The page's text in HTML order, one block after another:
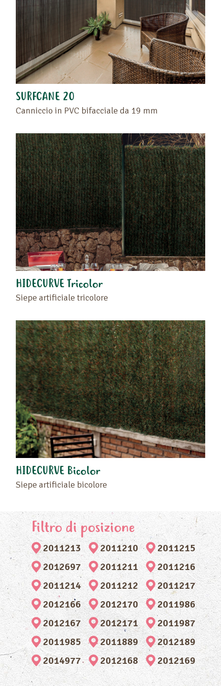
SURFCANE 20
Canniccio in PVC bifacciale da 19 mm
HIDECURVE Tricolor
Siepe artificiale tricolore
HIDECURVE Bicolor
Siepe artificiale bicolore
Filtro di posizione
2011213 2011210
2011215
2012697
2011211
2011216
2011214
2011212
2011217
2012166
2012170
2011986
2012167
2012171
2011987
2011985
2011889
2012189
2014977
2012168 2012169